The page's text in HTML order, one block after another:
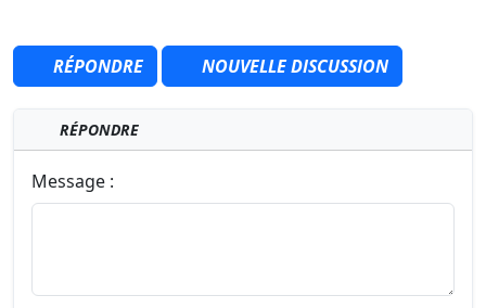
RÉPONDRE NOUVELLE DISCUSSION
RÉPONDRE
Message :